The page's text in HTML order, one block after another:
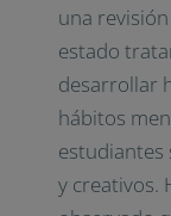
una
estado
desarrollar
hábitos
estudiantes
y creativos.